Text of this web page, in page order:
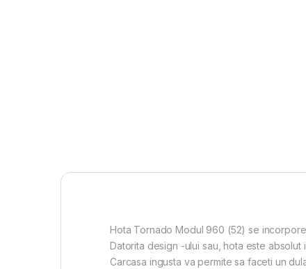
Hota Tornado Modul 960 (52) se
Datorita design -ului sau, hota este
Carcasa ingusta va permite sa faceti un